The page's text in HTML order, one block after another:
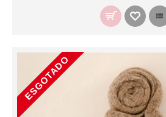
ESGOTADO